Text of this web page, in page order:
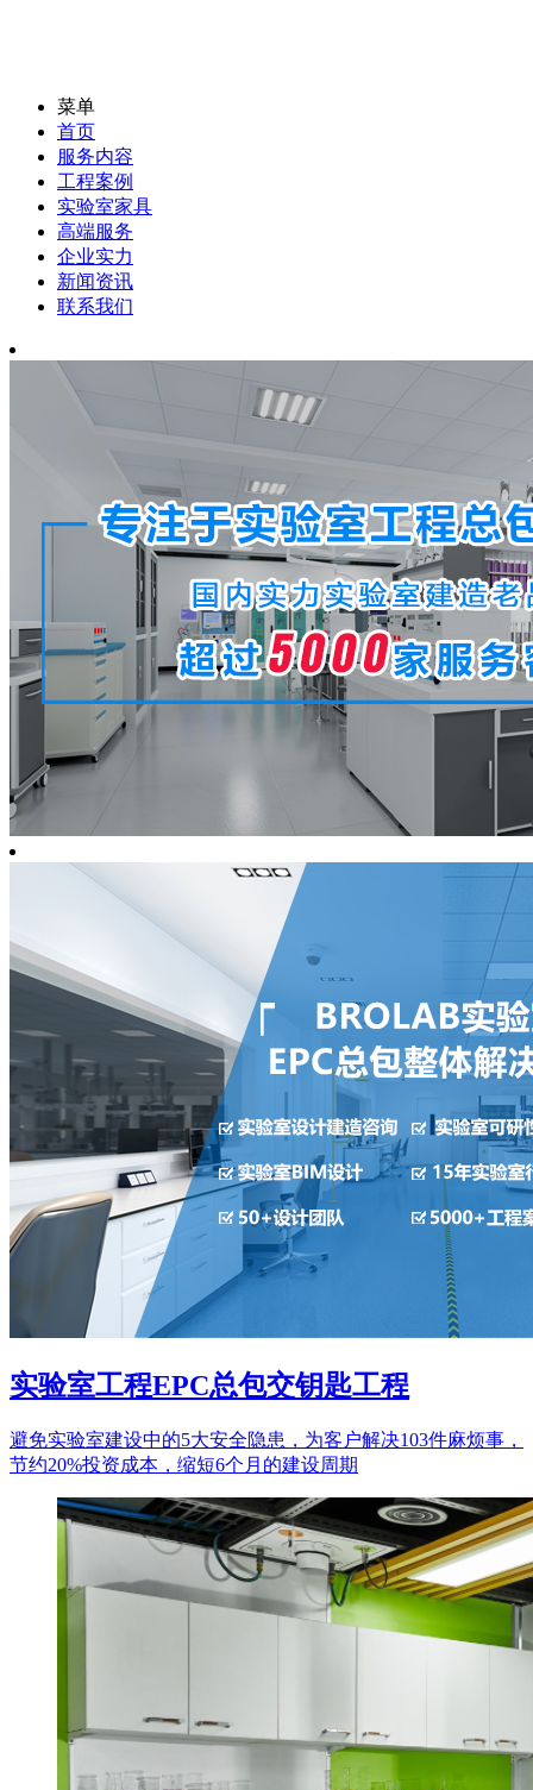
菜单
首页
服务内容
工程案例
实验室家具
高端服务
企业实力
新闻资讯
联系我们
实验室工程EPC总包交钥匙工程
避免实验室建设中的5大安全隐患，为客户解决103件麻烦事，
节约20%投资成本，缩短6个月的建设周期